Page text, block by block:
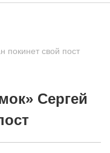
покинет свой пост
Сергей